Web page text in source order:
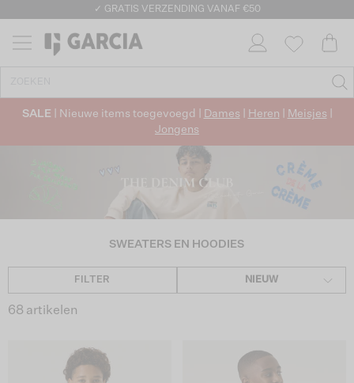
✓ GRATIS VERZENDING VANAF €50
SALE | Nieuwe items toegevoegd | Dames Heren Meisjes
Jongens
SWEATERS EN HOODIES
FILTER NIEUW
68 artikelen